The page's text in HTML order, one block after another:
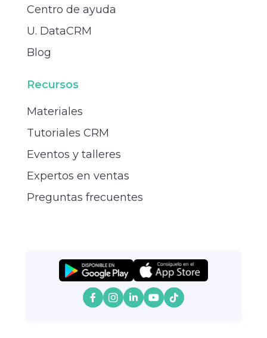
Centro de ayuda
U. DataCRM
Blog
Recursos
Materiales
Tutoriales CRM
Eventos y talleres
Expertos en ventas
Preguntas frecuentes